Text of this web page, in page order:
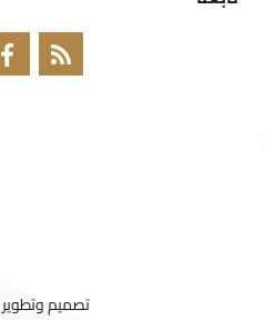
تصميم وتطوير